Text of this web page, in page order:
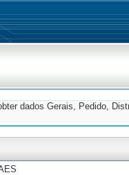
dados Gerais, Pedido,